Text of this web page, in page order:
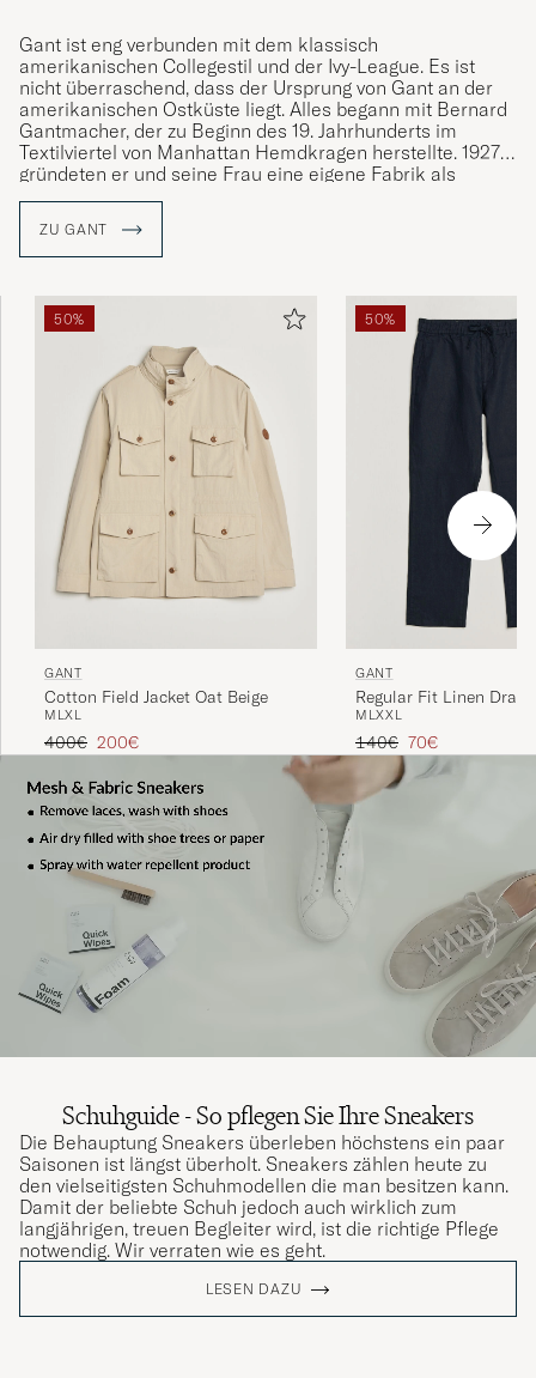
Gant ist eng verbunden mit dem klassisch
amerikanischen Collegestil und der Ivy-League. Es ist
nicht überraschend, dass der Ursprung von Gant an der
amerikanischen Ostküste liegt. Alles begann mit Bernard
Gantmacher, der zu Beginn des 19. Jahrhunderts im
Textilviertel von Manhattan Hemdkragen herstellte. 1927
gründeten er und seine Frau eine eigene Fabrik als
Subunternehmer für andere Marken. Die Hemden, die für
mehr an Popularität. Im Jahr 1949 gründete die Familie
Gantmacher zusammen mit ihren Söhne die Marke Gant.
Gant wurde vom Preppy-Stil geprägt wie der Style von der
Marke selbst und ist seit seiner Gründung mit klassischen
Kleidungsstücken wie dem Button-Down-Hemd, der
khakifarbenen Chinohose und dem Rugby-Shirt an der
Definition des klassischen, amerikanischen College-Stils
beteiligt.
ZU GANT
50%
GANT
Cotton Field Jacket Oat Beige
M LXL
Regulärer Preis
400€ Reduzierter Preis
200€
50%
GANT
Regular Fit Linen
Pants Evening Blue
M LXXL
Regulärer Preis
140€ Reduzierter Preis
70€
Schuhguide - So pflegen Sie Ihre Sneakers
Die Behauptung Sneakers überleben höchstens ein paar
Saisonen ist längst überholt. Sneakers zählen heute zu
den vielseitigsten Schuhmodellen die man besitzen kann.
Damit der beliebte Schuh jedoch auch wirklich zum
langjährigen, treuen Begleiter wird, ist die richtige Pflege
notwendig. Wir verraten wie es geht.
LESEN DAZU